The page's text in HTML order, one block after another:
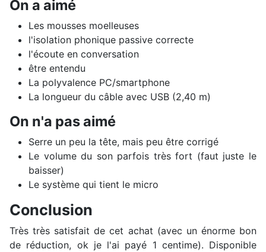
On a aimé
Les mousses moelleuses
l'isolation phonique passive correcte
l'écoute en conversation
être entendu
La polyvalence PC/smartphone
La longueur du câble avec USB (2,40 m)
On n'a pas aimé
Serre un peu la tête, mais peu être corrigé
Le volume du son parfois très fort (faut juste le
baisser)
Le système qui tient le micro
Conclusion
Très très satisfait de cet achat (avec un énorme bon
de réduction, ok je l'ai payé 1 centime). Disponible